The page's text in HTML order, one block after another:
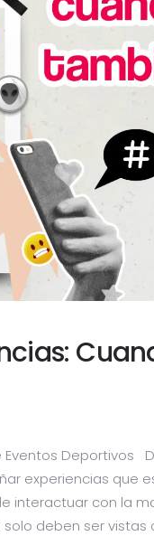
Eventos Deportivos
experiencias que
interactuar con la
deben ser vistas